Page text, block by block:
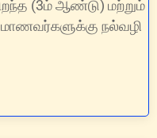
(3ம் ஆண்டு) மற்றும்
நல்வழி